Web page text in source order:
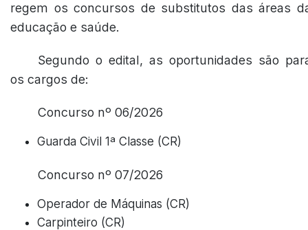
regem os concursos de substitutos das áreas
educação e saúde.
Segundo o edital, as oportunidades são
os cargos de:
Concurso nº 06/2026
Guarda Civil 1ª Classe (CR)
Concurso nº 07/2026
Operador de Máquinas (CR)
Carpinteiro (CR)